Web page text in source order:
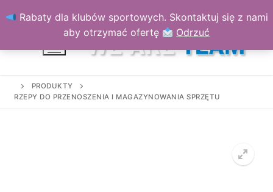
Rabaty dla klubów sportowych. Skontaktuj się z nami
aby otrzymać ofertę
Odrzuć
do
PRODUKTY
RZEPY DO PRZENOSZENIA I MAGAZYNOWANIA SPRZĘTU